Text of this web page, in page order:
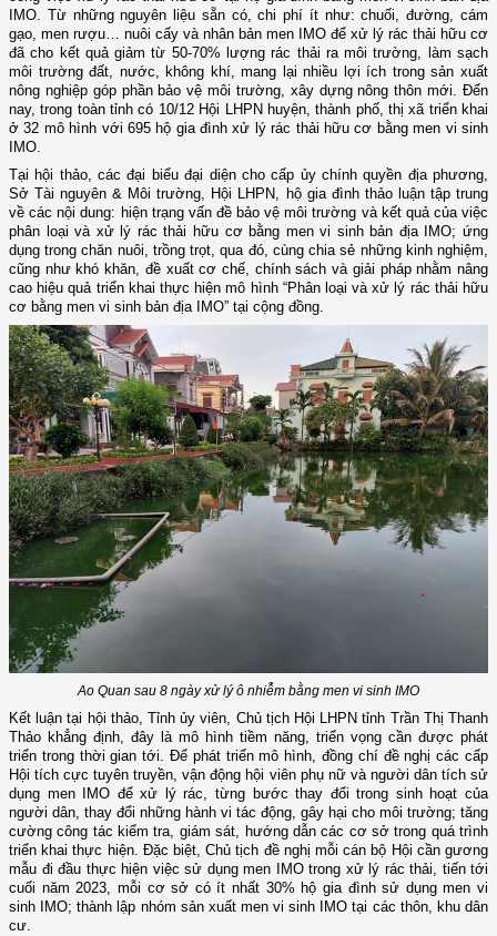
IMO. Từ những nguyên liệu sẵn có, chi phí ít như: chuối, đường, cám
gạo, men rượu… nuôi cấy và nhân bản men IMO để xử lý rác thải hữu cơ
đã cho kết quả giảm từ 50-70% lượng rác thải ra môi trường, làm sạch
môi trường đất, nước, không khí, mang lại nhiều lợi ích trong sản xuất
nông nghiệp góp phần bảo vệ môi trường, xây dựng nông thôn mới. Đến
nay, trong toàn tỉnh có 10/12 Hội LHPN huyện, thành phố, thị xã triển khai
ở 32 mô hình với 695 hộ gia đình xử lý rác thải hữu cơ bằng men vi sinh
IMO.
Tại hội thảo, các đại biểu đại diện cho cấp ủy chính quyền địa phương,
Sở Tài nguyên & Môi trường, Hội LHPN, hộ gia đình thảo luận tập trung
về các nội dung: hiện trạng vấn đề bảo vệ môi trường và kết quả của việc
phân loại và xử lý rác thải hữu cơ bằng men vi sinh bản địa IMO; ứng
dụng trong chăn nuôi, trồng trọt, qua đó, cùng chia sẻ những kinh nghiệm,
cũng như khó khăn, đề xuất cơ chế, chính sách và giải pháp nhằm nâng
cao hiệu quả triển khai thực hiện mô hình “Phân loại và xử lý rác thải hữu
cơ bằng men vi sinh bản địa IMO” tại cộng đồng.
Ao Quan sau 8 ngày xử lý ô nhiễm bằng men vi sinh IMO
Kết luận tại hội thảo, Tỉnh ủy viên, Chủ tịch Hội LHPN tỉnh Trần Thị Thanh
Thảo khẳng định, đây là mô hình tiềm năng, triển vọng cần được phát
triển trong thời gian tới. Để phát triển mô hình, đồng chí đề nghị các cấp
Hội tích cực tuyên truyền, vận động hội viên phụ nữ và người dân tích sử
dụng men IMO để xử lý rác, từng bước thay đổi trong sinh hoạt của
người dân, thay đổi những hành vi tác động, gây hại cho môi trường; tăng
cường công tác kiểm tra, giám sát, hướng dẫn các cơ sở trong quá trình
triển khai thực hiện. Đặc biệt, Chủ tịch đề nghị mỗi cán bộ Hội cần gương
mẫu đi đầu thực hiện việc sử dụng men IMO trong xử lý rác thải, tiến tới
cuối năm 2023, mỗi cơ sở có ít nhất 30% hộ gia đình sử dụng men vi
sinh IMO; thành lập nhóm sản xuất men vi sinh IMO tại các thôn, khu dân
cư.